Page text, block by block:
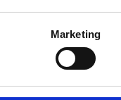
Marketing
plek